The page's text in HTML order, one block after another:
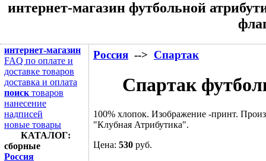
интернет-магазин футбольной
Россия --> Спартак
Спартак
100% хлопок. Изображение -принт.
"Клубная Атрибутика".
Цена: 530 руб.
интернет-магазин
FAQ по оплате и
доставке товаров
доставка и оплата
поиск товаров
нанесение
надписей
новые товары
КАТАЛОГ:
сборные
Россия